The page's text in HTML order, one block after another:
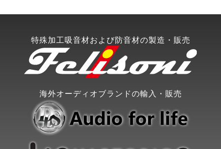
特殊加工吸音材および防音材の製造・販売
海外オーディオブランドの輸入・販売